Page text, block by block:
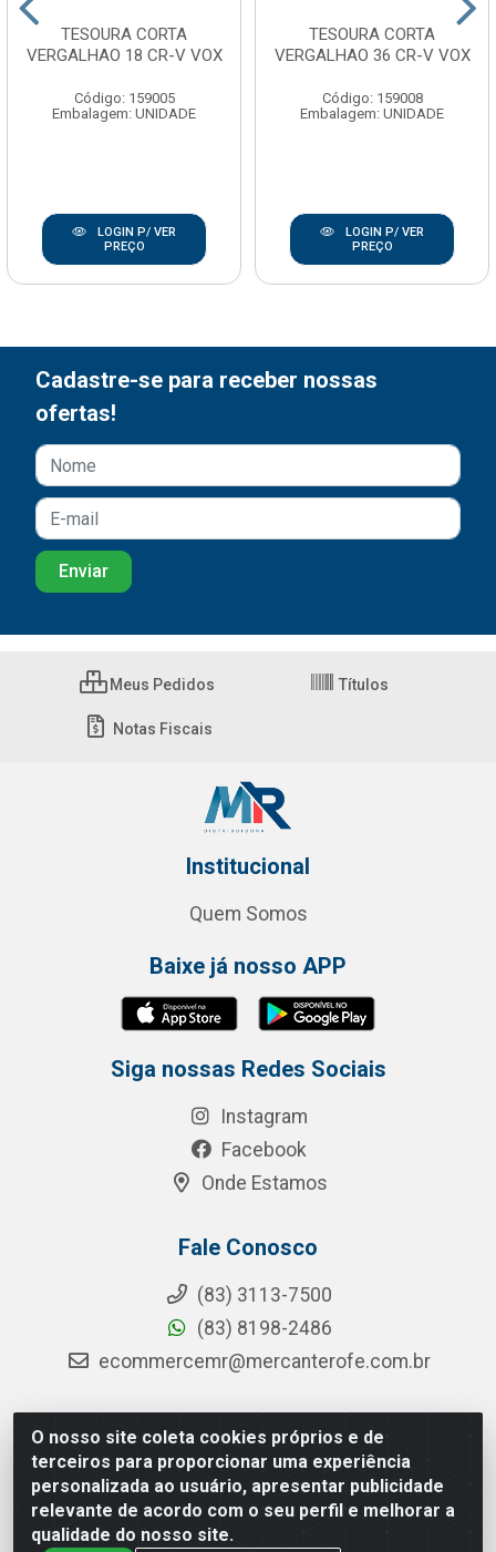
TESOURA CORTA
VERGALHAO 18 CR-V VOX
Código: 159005
Embalagem: UNIDADE
LOGIN P/ VER
PREÇO
TESOURA CORTA
VERGALHAO 36 CR-V VOX
Código: 159008
Embalagem: UNIDADE
LOGIN P/ VER
PREÇO
O nosso site coleta cookies próprios e de
terceiros para proporcionar uma experiência
personalizada ao usuário, apresentar publicidade
relevante de acordo com o seu perfil e melhorar a
qualidade do nosso site.
Cadastre-se para receber nossas
ofertas!
Meus Pedidos Títulos
Notas Fiscais
Institucional
Quem Somos
Baixe já nosso APP
Siga nossas Redes Sociais
Instagram
Facebook
Onde Estamos
Fale Conosco
(83) 3113-7500
(83) 8198-2486
ecommercemr@mercanterofe.com.br
MR Distribuidora - Rua Hortêncio Ribeiro de Luna, 3777 -
Distrito Industrial, João Pessoa/PB - CEP 58081-400 -
CNPJ 35.428.312/0001-85